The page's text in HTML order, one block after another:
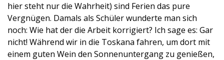
hier steht nur die Wahrheit) sind Ferien das pure
Vergnügen. Damals als Schüler wunderte man sich
noch: Wie hat der die Arbeit korrigiert? Ich sage es: Gar
nicht! Während wir in die Toskana fahren, um dort mit
einem guten Wein den Sonnenuntergang zu genießen,